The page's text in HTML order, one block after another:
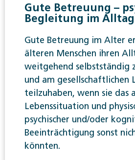
Gute Betreuung –
Begleitung im Alltag
Gute Betreuung im Alter
älteren Menschen ihren
weitgehend selbstständig
und am gesellschaftlichen
teilzuhaben, wenn sie das
Lebenssituation und
psychischer und/oder
Beeinträchtigung sonst
könnten.